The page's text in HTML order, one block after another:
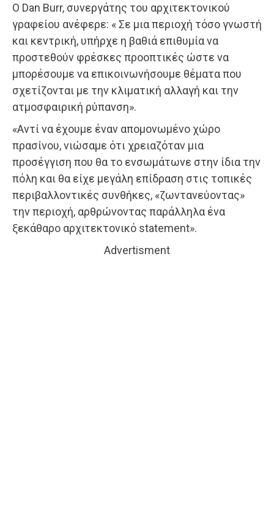
Ο Dan Burr, συνεργάτης του αρχιτεκτονικού
γραφείου ανέφερε: « Σε μια περιοχή τόσο γνωστή
και κεντρική, υπήρχε η βαθιά επιθυμία να
προστεθούν φρέσκες προοπτικές ώστε να
μπορέσουμε να επικοινωνήσουμε θέματα που
σχετίζονται με την κλιματική αλλαγή και την
ατμοσφαιρική ρύπανση».
«Αντί να έχουμε έναν απομονωμένο χώρο
πρασίνου, νιώσαμε ότι χρειαζόταν μια
προσέγγιση που θα το ενσωμάτωνε στην ίδια την
πόλη και θα είχε μεγάλη επίδραση στις τοπικές
περιβαλλοντικές συνθήκες, «ζωντανεύοντας»
την περιοχή, αρθρώνοντας παράλληλα ένα
ξεκάθαρο αρχιτεκτονικό statement».
Advertisment